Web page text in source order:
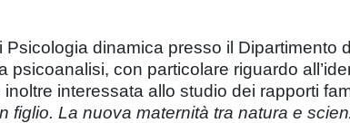
dinamica presso il Dipartimento
con particolare riguardo
interessata allo studio dei rapporti
figlio. La nuova maternità tra natura e